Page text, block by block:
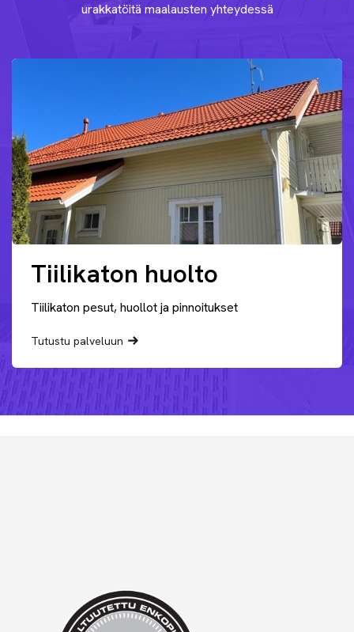
urakkatöitä maalausten yhteydessä
Tiilikaton huolto
Tiilikaton pesut, huollot ja pinnoitukset
Tutustu palveluun